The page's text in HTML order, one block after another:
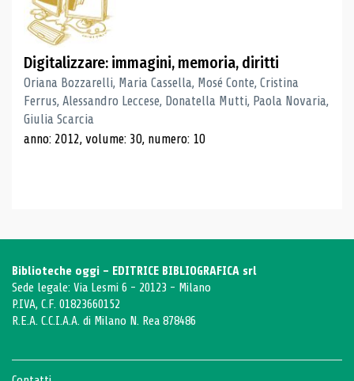
Digitalizzare: immagini, memoria, diritti
Oriana Bozzarelli, Maria Cassella, Mosé Conte, Cristina
Ferrus, Alessandro Leccese, Donatella Mutti, Paola Novaria,
Giulia Scarcia
anno: 2012, volume: 30, numero: 10
Biblioteche oggi - EDITRICE BIBLIOGRAFICA srl
Sede legale: Via Lesmi 6 - 20123 - Milano
P.IVA, C.F. 01823660152
R.E.A. C.C.I.A.A. di Milano N. Rea 878486